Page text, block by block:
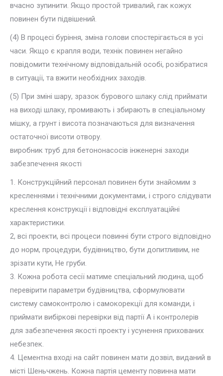
вчасно зупинити. Якщо простой тривалий, гак кожух
повинен бути підвішений.
(4) В процесі буріння, зміна голови спостерігається в усі
часи. Якщо є крапля води, технік повинен негайно
повідомити технічному відповідальній особі, розібратися
в ситуації, та вжити необхідних заходів.
(5) При зміні шару, зразок бурового шлаку слід приймати
на виході шлаку, промивають і збирають в спеціальному
мішку, а грунт і висота позначаються для визначення
остаточної висоти отвору.
виробник труб для бетононасосів інженерні заходи
забезпечення якості
1. Конструкційний персонал повинен бути знайомим з
кресленнями і технічними документами, і строго слідувати
креслення конструкції і відповідні експлуатаційні
характеристики.
2, всі проекти, всі процеси повинні бути строго відповідно
до норм, процедури, будівництво, бути допитливим, не
зрізати кути, Не груби.
3. Кожна робота сесії матиме спеціальний людина, щоб
перевірити параметри будівництва, сформулювати
систему самоконтролю і самокорекції для команди, і
приймати вибіркові перевірки від партії А і контролерів
для забезпечення якості проекту і усунення прихованих
небезпек.
4. Цементна вході на сайт повинен мати дозвіл, виданий в
місті Шеньчжень. Кожна партія цементу повинна мати